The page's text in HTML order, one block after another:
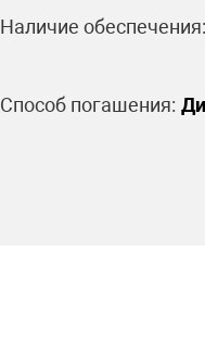
Наличие обеспечения:
Способ погашения: